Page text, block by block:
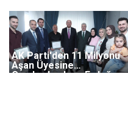
AK Parti'den 11 Milyonu
Aşan Üyesine
Cumhurbaşkanı Erdoğan